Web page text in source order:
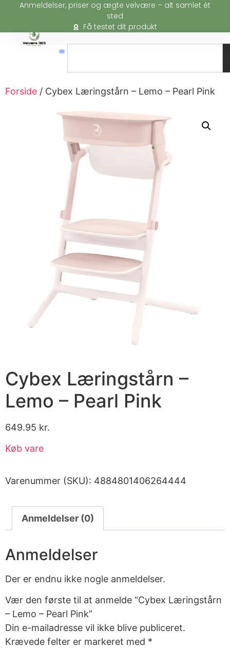
Anmeldelser, priser og ægte velvære – alt samlet ét
sted
Få testet dit produkt
Forside / Cybex Læringstårn – Lemo – Pearl Pink
Cybex Læringstårn –
Lemo – Pearl Pink
649.95 kr.
Køb vare
Varenummer (SKU): 4884801406264444
Anmeldelser (0)
Anmeldelser
Der er endnu ikke nogle anmeldelser.
Vær den første til at anmelde “Cybex Læringstårn
– Lemo – Pearl Pink”
Din e-mailadresse vil ikke blive publiceret.
Krævede felter er markeret med *